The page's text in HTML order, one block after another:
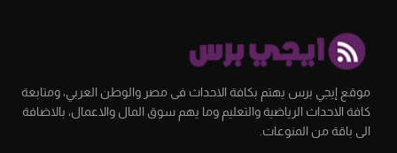
موقع إيجي برس يهتم بكافة الاحداث فى مصر والوطن العربي، ومتابعة
كافة الاحداث الرياضية والتعليم وما يهم سوق المال والاعمال، بالاضافة
الى باقة من المنوعات.